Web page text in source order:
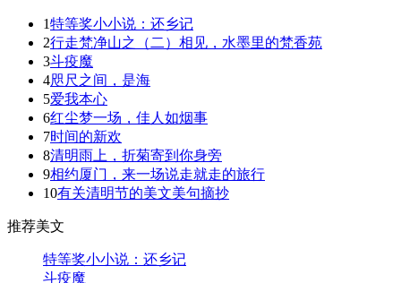
1特等奖小小说：还乡记
2行走梵净山之（二）相见，水墨里的梵香苑
3斗疫魔
4咫尺之间，是海
5爱我本心
6红尘梦一场，佳人如烟事
7时间的新欢
8清明雨上，折菊寄到你身旁
9相约厦门，来一场说走就走的旅行
10有关清明节的美文美句摘抄
推荐美文
特等奖小小说：还乡记
斗疫魔